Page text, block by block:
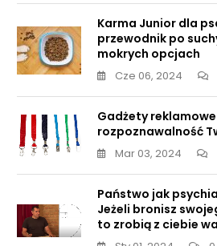
Karma Junior dla
przewodnik po
mokrych opcjach
Cze 06, 2024
Gadżety
rozpoznawalność
Mar 03, 2024
Państwo jak
Jeżeli bronisz
to zrobią z ciebie